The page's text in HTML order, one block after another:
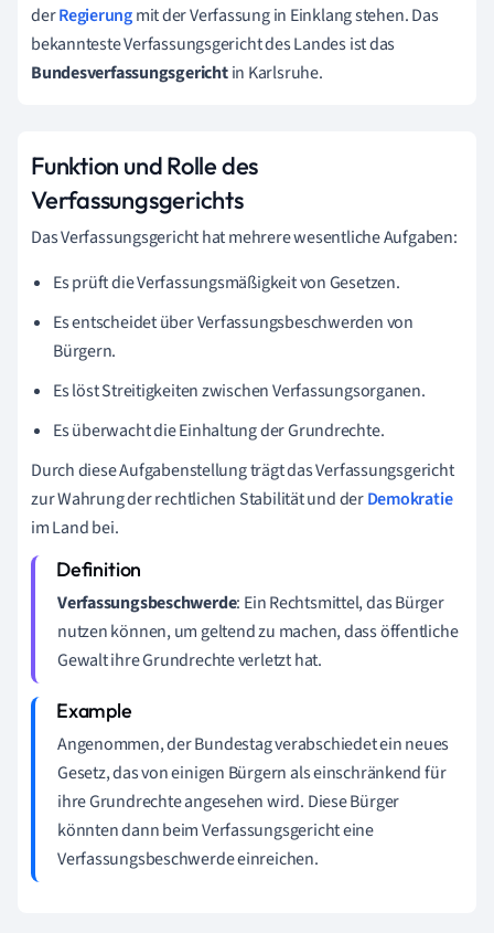
derRegierungmit der Verfassung in Einklang stehen. Das
bekannteste Verfassungsgericht des Landes ist das
Bundesverfassungsgerichtin Karlsruhe.
Funktion und Rolle des
Verfassungsgerichts
Das Verfassungsgericht hat mehrere wesentliche Aufgaben:
Es prüft die Verfassungsmäßigkeit von Gesetzen.
Es entscheidet über Verfassungsbeschwerden von
Bürgern.
Es löst Streitigkeiten zwischen Verfassungsorganen.
Es überwacht die Einhaltung der Grundrechte.
Durch diese Aufgabenstellung trägt das Verfassungsgericht
zur Wahrung der rechtlichen Stabilität und derDemokratie
im Land bei.
Verfassungsbeschwerde: Ein Rechtsmittel, das Bürger
nutzen können, um geltend zu machen, dass öffentliche
Gewalt ihre Grundrechte verletzt hat.
Angenommen, der Bundestag verabschiedet ein neues
Gesetz, das von einigen Bürgern als einschränkend für
ihre Grundrechte angesehen wird. Diese Bürger
könnten dann beim Verfassungsgericht eine
Verfassungsbeschwerde einreichen.